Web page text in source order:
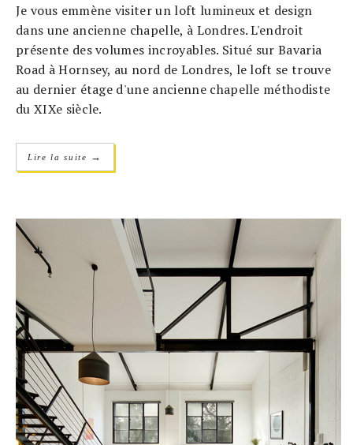
Je vous emmène visiter un loft lumineux et design
dans une ancienne chapelle, à Londres. L'endroit
présente des volumes incroyables. Situé sur Bavaria
Road à Hornsey, au nord de Londres, le loft se trouve
au dernier étage d'une ancienne chapelle méthodiste
du XIXe siècle.
Lire la suite →